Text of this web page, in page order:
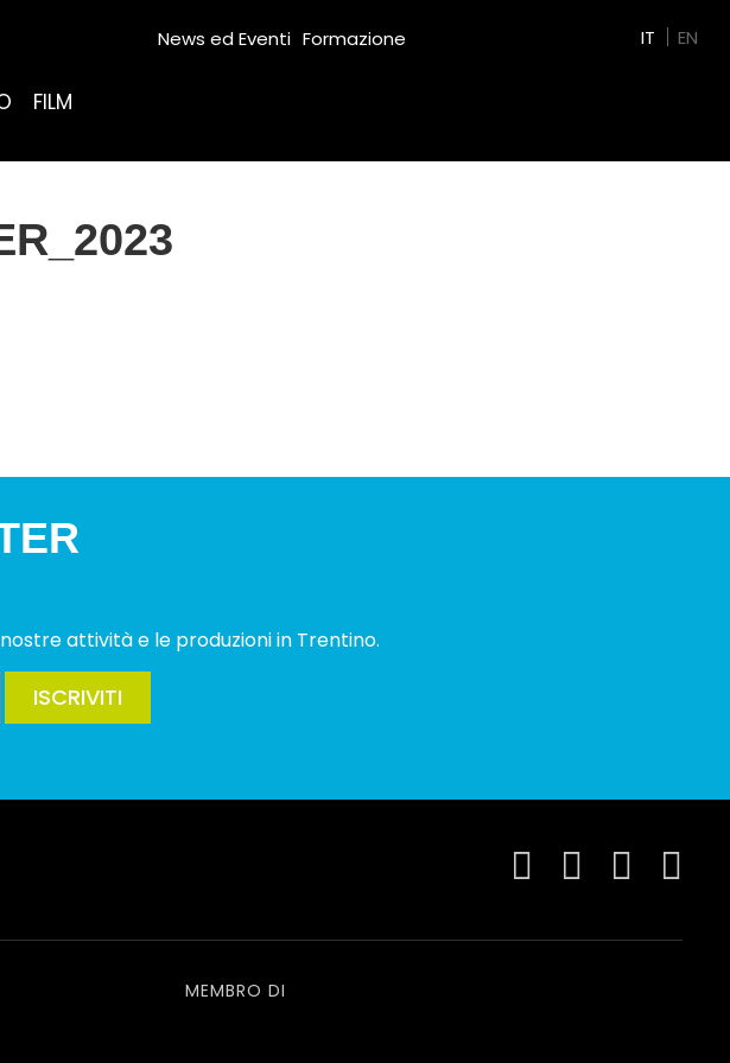
FILM
News ed Eventi Formazione IT EN
attività e le produzioni in Trentino.
ISCRIVITI
MEMBRO DI